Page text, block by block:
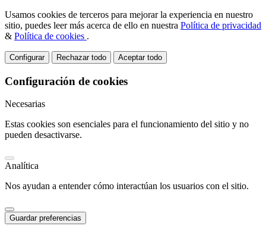
Usamos cookies de terceros para mejorar la experiencia en nuestro
sitio, puedes leer más acerca de ello en nuestra Política de privacidad
& Política de cookies .
Configurar Rechazar todo Aceptar todo
Configuración de cookies
Necesarias
Estas cookies son esenciales para el funcionamiento del sitio y no
pueden desactivarse.
Analítica
Nos ayudan a entender cómo interactúan los usuarios con el sitio.
Guardar preferencias